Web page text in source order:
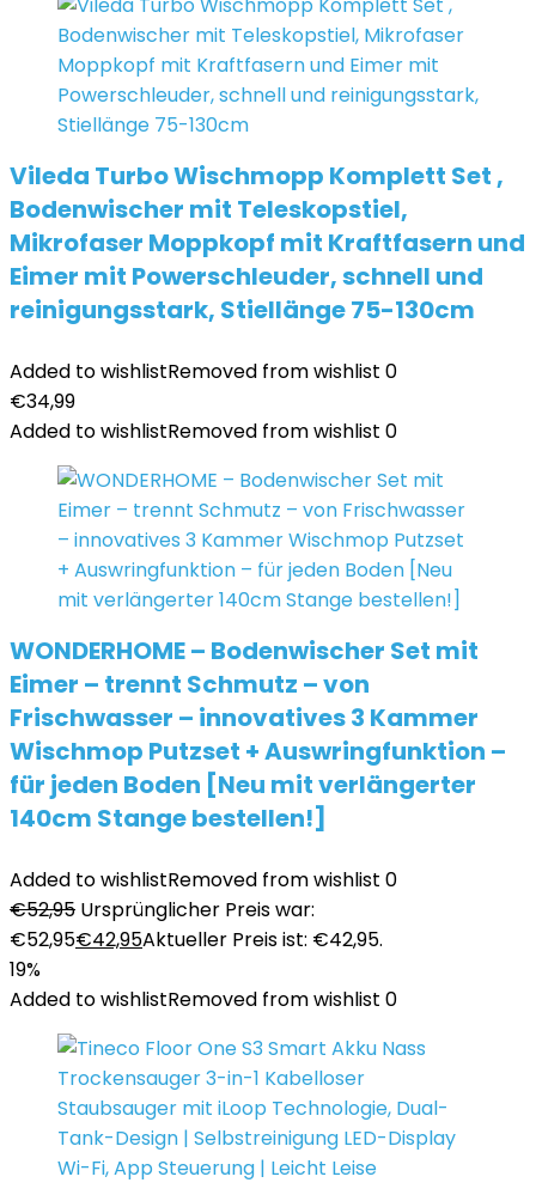
Vileda Turbo Wischmopp Komplett Set ,
Bodenwischer mit Teleskopstiel,
Mikrofaser Moppkopf mit Kraftfasern und
Eimer mit Powerschleuder, schnell und
reinigungsstark, Stiellänge 75-130cm
Added to wishlistRemoved from wishlist 0
€34,99
Added to wishlistRemoved from wishlist 0
WONDERHOME – Bodenwischer Set mit
Eimer – trennt Schmutz – von
Frischwasser – innovatives 3 Kammer
Wischmop Putzset + Auswringfunktion –
für jeden Boden [Neu mit verlängerter
140cm Stange bestellen!]
Added to wishlistRemoved from wishlist 0
€52,95 Ursprünglicher Preis war:
€52,95€42,95Aktueller Preis ist: €42,95.
19%
Added to wishlistRemoved from wishlist 0